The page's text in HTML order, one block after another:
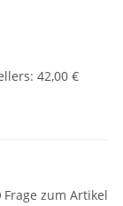
: 42,00 €
Frage zum Artikel